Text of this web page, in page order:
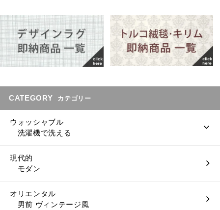
CATEGORY カテゴリー
ウォッシャブル
洗濯機で洗える
現代的
モダン
オリエンタル
男前 ヴィンテージ風